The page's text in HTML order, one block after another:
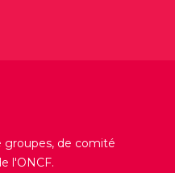
groupes, de comité
l'ONCF.